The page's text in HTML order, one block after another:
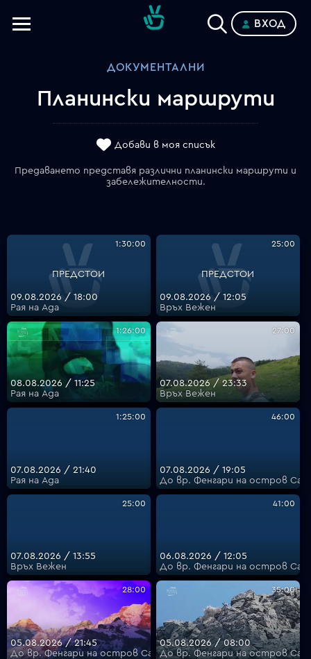
VOYO
ВХОД
ДОКУМЕНТАЛНИ
Планински маршрути
Добави в моя списък
Предаването представя различни планински маршрути и
забележителности.
ПРЕДСТОИ
1:30:00
09.08.2026 / 18:00
Рая на Ада
ПРЕДСТОИ
25:00
09.08.2026 / 12:05
Връх Вежен
1:26:00
08.08.2026 / 11:25
Рая на Ада
27:00
07.08.2026 / 23:33
Връх Вежен
1:25:00
07.08.2026 / 21:40
Рая на Ада
46:00
07.08.2026 / 19:05
До вр. Фенгари на остров
25:00
07.08.2026 / 13:55
Връх Вежен
41:00
06.08.2026 / 12:05
До вр. Фенгари на остров
28:00
05.08.2026 / 21:45
До вр. Фенгари на остров Самотраки - с Пламен Петков
35:00
05.08.2026 / 08:00
До вр. Фенгари на остров